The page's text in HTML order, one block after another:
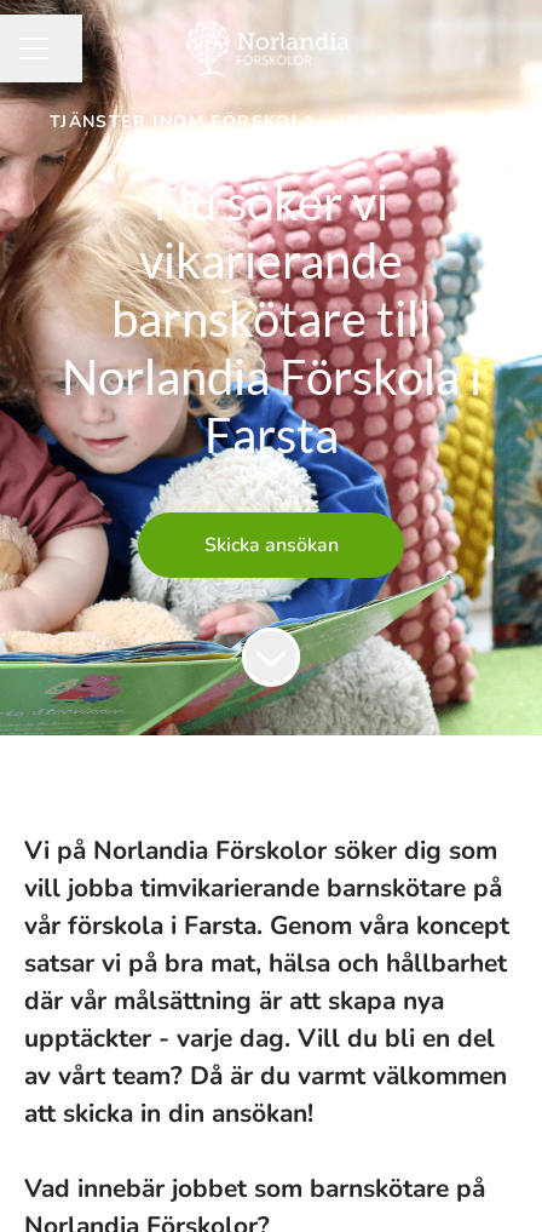
KARRIÄRMENY
Dela sidan
TJÄNSTER INOM FÖRSKOLA · HUVUDKONTOR
Nu söker vi
vikarierande
barnskötare till
Norlandia Förskola i
Farsta
Skicka ansökan
Vi på Norlandia Förskolor söker dig som
vill jobba timvikarierande barnskötare på
vår förskola i Farsta. Genom våra koncept
satsar vi på bra mat, hälsa och hållbarhet
där vår målsättning är att skapa nya
upptäckter - varje dag. Vill du bli en del
av vårt team? Då är du varmt välkommen
att skicka in din ansökan!
Vad innebär jobbet som barnskötare på